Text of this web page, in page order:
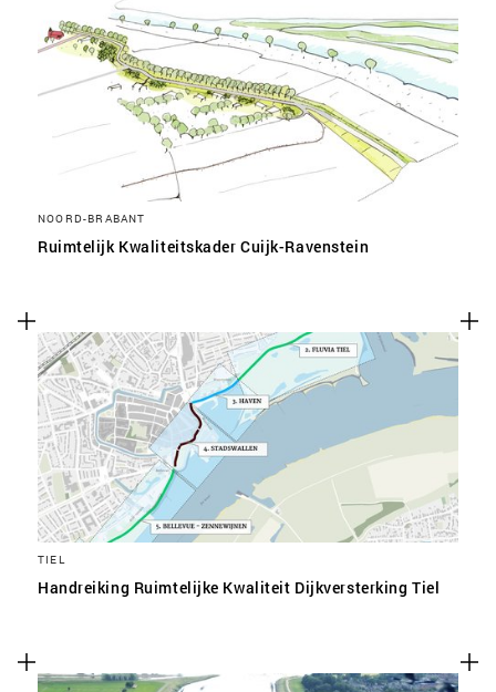
NOORD-BRABANT
Ruimtelijk Kwaliteitskader Cuijk-Ravenstein
TIEL
Handreiking Ruimtelijke Kwaliteit Dijkversterking Tiel